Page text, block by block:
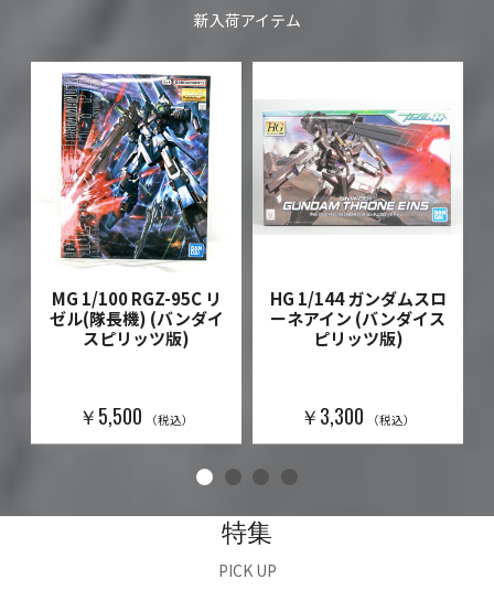
新入荷アイテム
MG 1/100 RGZ-95C リ
ゼル(隊長機) (バンダイ
スピリッツ版)
￥5,500 （税込）
HG 1/144 ガンダムスロ
ーネアイン (バンダイス
ピリッツ版)
￥3,300 （税込）
特集
PICK UP